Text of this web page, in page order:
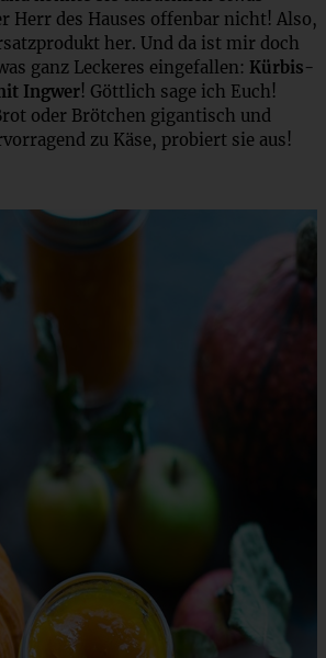
Herr des Hauses offenbar nicht! Also,
her. Und da ist mir doch
ganz Leckeres eingefallen: Kürbis-
Ingwer! Göttlich sage ich Euch!
oder Brötchen gigantisch und
zu Käse, probiert sie aus!